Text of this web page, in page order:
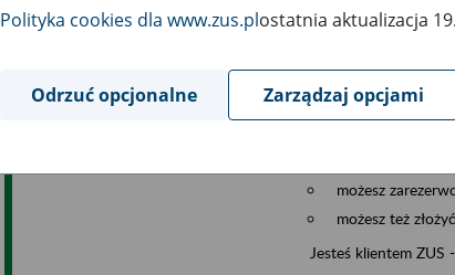
ZUS,
możesz złożyć
masz dostęp do
Jeśli jesteś
masz dostęp
do formularza
możesz
możesz też
Jesteś klientem ZUS
Polityka cookies dla www.zus.plostatnia aktualizacja
Odrzuć opcjonalne Zarządzaj opcjami